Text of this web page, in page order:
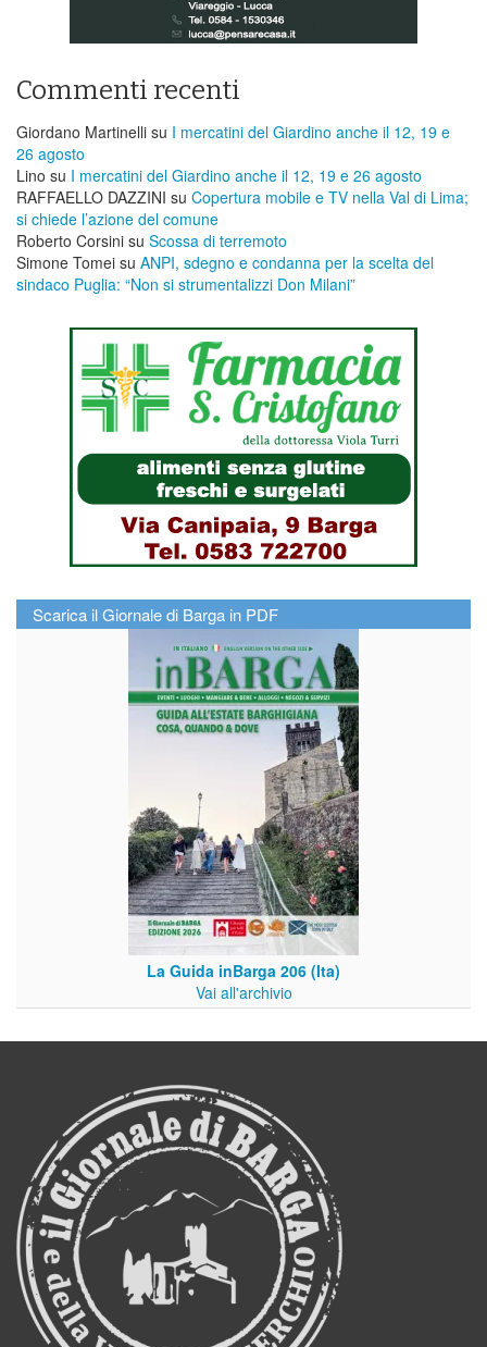
Commenti recenti
Giordano Martinelli su I mercatini del Giardino anche il 12, 19 e
26 agosto
Lino su I mercatini del Giardino anche il 12, 19 e 26 agosto
RAFFAELLO DAZZINI su ​Copertura mobile e TV nella Val di Lima;
si chiede l’azione del comune
Roberto Corsini su Scossa di terremoto
Simone Tomei su ANPI, sdegno e condanna per la scelta del
sindaco Puglia: “Non si strumentalizzi Don Milani”
Scarica il Giornale di Barga in PDF
La Guida inBarga 206 (Ita)
Vai all'archivio